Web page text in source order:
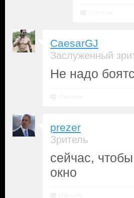
CaesarGJ
Заслуженный
Не надо
prezer
Зритель
сейчас,
окно